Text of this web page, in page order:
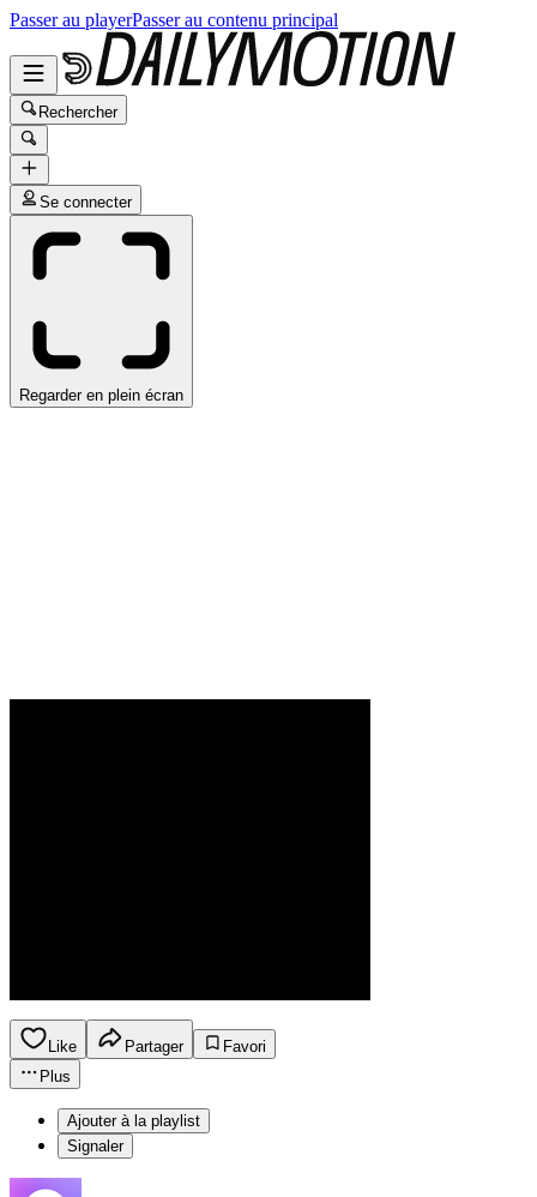
Passer au playerPasser au contenu principal
Rechercher
Se connecter
Regarder en plein écran
Like Partager
Favori
Plus
Ajouter à la playlist
Signaler